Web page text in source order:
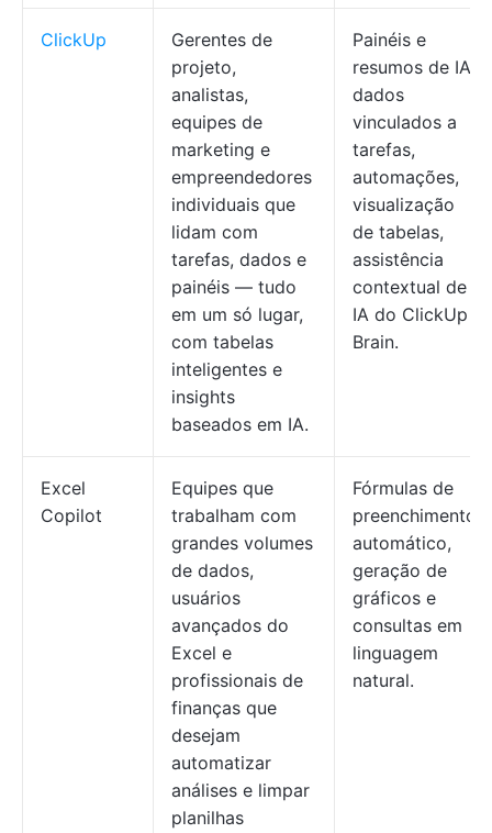
ClickUp
Gerentes de
projeto,
analistas,
equipes de
marketing e
empreendedores
individuais que
lidam com
tarefas, dados e
painéis — tudo
em um só lugar,
com tabelas
inteligentes e
insights
baseados em IA.
Painéis e
resumos de IA,
dados
vinculados a
tarefas,
automações,
visualização
de tabelas,
assistência
contextual de
IA do ClickUp
Brain.
Excel
Copilot
Equipes que
trabalham com
grandes volumes
de dados,
usuários
avançados do
Excel e
profissionais de
finanças que
desejam
automatizar
análises e limpar
planilhas
Fórmulas de
preenchimento
automático,
geração de
gráficos e
consultas em
linguagem
natural.